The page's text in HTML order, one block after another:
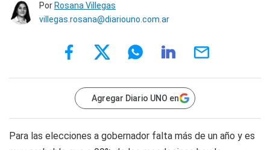
Por Rosana Villegas
villegas.rosana@diariouno.com.ar
Agregar Diario UNO en
Para las elecciones a gobernador falta más de un año y es